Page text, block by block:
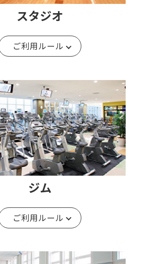
スタジオ
ご利用ルール
ジム
ご利用ルール